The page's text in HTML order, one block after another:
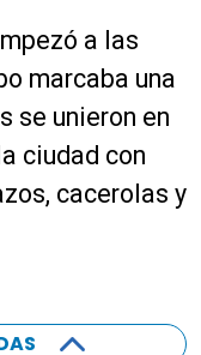
a las
marcaba una
se unieron en
ciudad con
cacerolas y